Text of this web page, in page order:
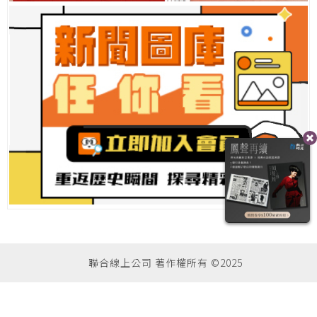
聯合線上公司 著作權所有 ©2025